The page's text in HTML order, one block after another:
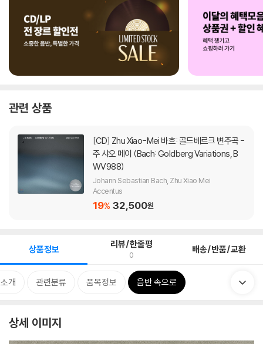
관련 상품
[CD]
주 샤오 메이 (Bach: Goldberg Variations, B
WV988)
Johann Sebastian Bach, Zhu Xiao Mei
Accentus
19% 32,500원
상품정보 리뷰/한줄평
0 배송/반품/교환
개 관련분류 품목정보 음반 속으로
상세 이미지